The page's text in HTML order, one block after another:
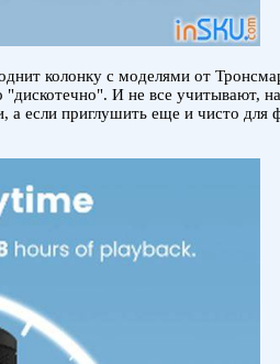
колонку с моделями от
И не все учитывают,
а если приглушить еще и чисто